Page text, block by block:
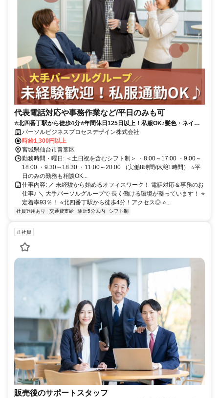
代表電話対応や事務作業など/平日のみも可
⭐北四番丁駅から徒歩4分⭐年間休日125日以上！私服OK♪髪色・ネイル
自由！
パーソルビジネスプロセスデザイン株式会社
時給1,300円以上
宮城県仙台市青葉区
勤務時間・曜日: ＜土日祝を含むシフト制＞ ・8:00～17:00 ・9:00～
18:00 ・9:30～18:30 ・11:00～20:00 （実働8時間/休憩1時間） ⭐平
日のみの勤務も相談OK...
仕事内容: ／ 未経験から始めるオフィスワーク！ 電話対応＆事務のお
仕事♪ ＼ 大手パーソルグループで 長く働ける環境が整っています！ ⭐
定着率93％！ ⭐北四番丁駅から徒歩4分！アクセス◎ ⭐...
社員登用あり 交通費支給 駅近5分以内 シフト制
正社員
販売後のサポートスタッフ